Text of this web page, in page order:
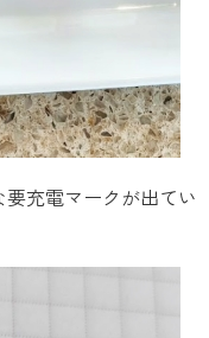
充電マークが出てい